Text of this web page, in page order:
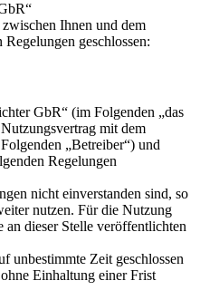
Ihnen und dem
geschlossen:
GbR“ (im Folgenden „das
mit dem
„Betreiber“) und
Regelungen
nicht einverstanden sind, so
nutzen. Für die Nutzung
an dieser Stelle veröffentlichten
unbestimmte Zeit geschlossen
Einhaltung einer Frist